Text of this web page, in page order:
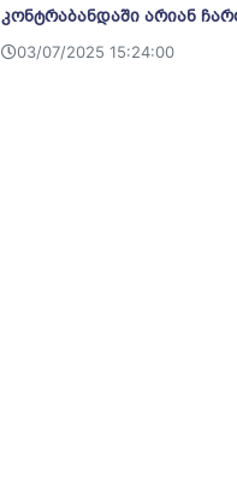
კონტრაბანდაში არიან
03/07/2025 15:24:00